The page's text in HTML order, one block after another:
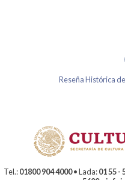
Reseña Histórica
Tel.:01800 904 4000• Lada:01 55 -